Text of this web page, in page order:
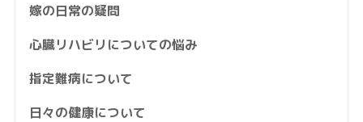
嫁の日常の疑問
心臓リハビリについての悩み
指定難病について
日々の健康について